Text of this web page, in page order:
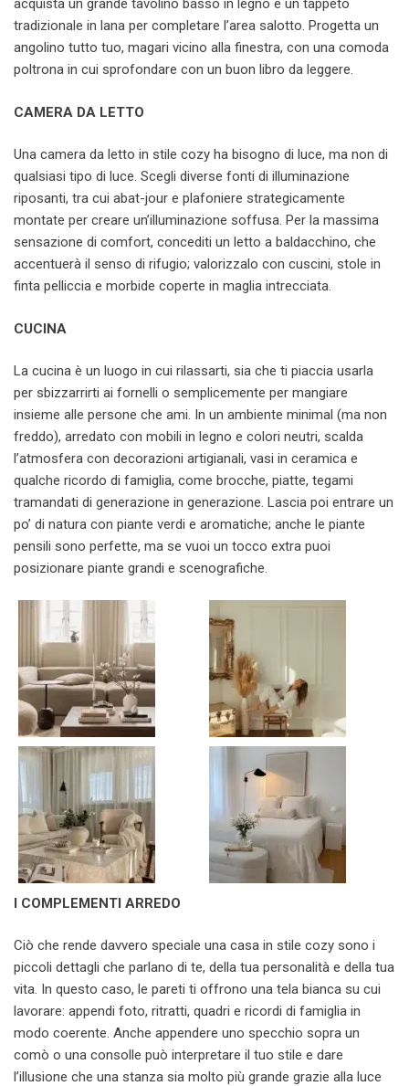
acquista un grande tavolino basso in legno e un tappeto
tradizionale in lana per completare l’area salotto. Progetta un
angolino tutto tuo, magari vicino alla finestra, con una comoda
poltrona in cui sprofondare con un buon libro da leggere.
CAMERA DA LETTO
Una camera da letto in stile cozy ha bisogno di luce, ma non di
qualsiasi tipo di luce. Scegli diverse fonti di illuminazione
riposanti, tra cui abat-jour e plafoniere strategicamente
montate per creare un’illuminazione soffusa. Per la massima
sensazione di comfort, concediti un letto a baldacchino, che
accentuerà il senso di rifugio; valorizzalo con cuscini, stole in
finta pelliccia e morbide coperte in maglia intrecciata.
CUCINA
La cucina è un luogo in cui rilassarti, sia che ti piaccia usarla
per sbizzarrirti ai fornelli o semplicemente per mangiare
insieme alle persone che ami. In un ambiente minimal (ma non
freddo), arredato con mobili in legno e colori neutri, scalda
l’atmosfera con decorazioni artigianali, vasi in ceramica e
qualche ricordo di famiglia, come brocche, piatte, tegami
tramandati di generazione in generazione. Lascia poi entrare un
po’ di natura con piante verdi e aromatiche; anche le piante
pensili sono perfette, ma se vuoi un tocco extra puoi
posizionare piante grandi e scenografiche.
I COMPLEMENTI ARREDO
Ciò che rende davvero speciale una casa in stile cozy sono i
piccoli dettagli che parlano di te, della tua personalità e della tua
vita. In questo caso, le pareti ti offrono una tela bianca su cui
lavorare: appendi foto, ritratti, quadri e ricordi di famiglia in
modo coerente. Anche appendere uno specchio sopra un
comò o una consolle può interpretare il tuo stile e dare
l’illusione che una stanza sia molto più grande grazie alla luce